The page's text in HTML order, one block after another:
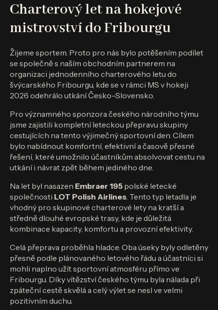
Charterový let na hokejové
mistrovství do Fribourgu
Žijeme sportem. Proto pro nás bylo potěšením podílet
se společně s naším obchodním partnerem na
organizaci jednodenního charterového letu do
švýcarského Fribourgu, kde se v rámci MS v hokeji
2026 odehrálo utkání Česko–Slovensko.
Pro významného sponzora českého národního týmu
jsme zajistili kompletní leteckou přepravu skupiny
cestujících na tento výjimečný sportovní den. Cílem
bylo nabídnout komfortní, efektivní a časově přesné
řešení, které umožnilo účastníkům absolvovat cestu na
utkání i návrat zpět během jediného dne.
Na let byl nasazen Embraer 195 polské letecké
společnosti LOT Polish Airlines. Tento typ letadla je
vhodný pro skupinové charterové lety na kratší a
středně dlouhé evropské trasy, kde je důležitá
kombinace kapacity, komfortu a provozní efektivity.
Celá přeprava proběhla hladce. Oba úseky byly odletěny
přesně podle plánovaného letového řádu a účastníci si
mohli naplno užít sportovní atmosféru přímo ve
Fribourgu. Díky vítězství českého týmu byla nálada při
zpáteční cestě skvělá a celý výlet se nesl ve velmi
pozitivním duchu.